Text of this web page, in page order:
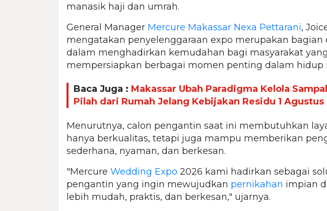
manasik haji dan umrah.
General Manager Mercure Makassar Nexa Pettarani,
mengatakan penyelenggaraan expo merupakan
dalam menghadirkan kemudahan bagi masyarakat
mempersiapkan berbagai momen penting dalam hidup
Baca Juga : Makassar Ubah Paradigma Kelola
Pilah dari Rumah Jelang Kebijakan Residu 1 Agustus
Menurutnya, calon pengantin saat ini membutuhkan
hanya berkualitas, tetapi juga mampu memberikan
sederhana, nyaman, dan berkesan.
"Mercure Wedding Expo 2026 kami hadirkan sebagai
pengantin yang ingin mewujudkan pernikahan impian
lebih mudah, praktis, dan berkesan," ujarnya.